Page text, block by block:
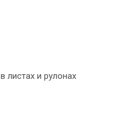
листах и рулонах